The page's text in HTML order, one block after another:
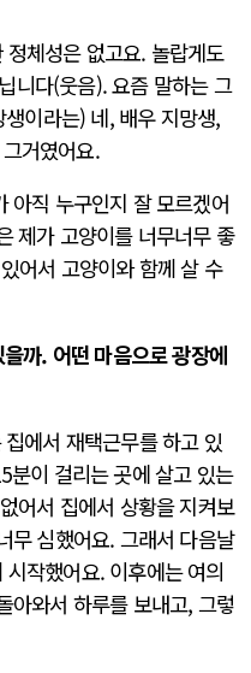
체성은 없고요. 놀랍게도
니다(웃음). 요즘 말하는 그
이라는) 네, 배우 지망생,
거였어요.
아직 누구인지 잘 모르겠어
제가 고양이를 너무너무 좋
어서 고양이와 함께 살 수
까. 어떤 마음으로 광장에
에서 재택근무를 하고 있
분이 걸리는 곳에 살고 있는
어서 집에서 상황을 지켜보
무 심했어요. 그래서 다음날
작했어요. 이후에는 여의
아와서 하루를 보내고, 그렇